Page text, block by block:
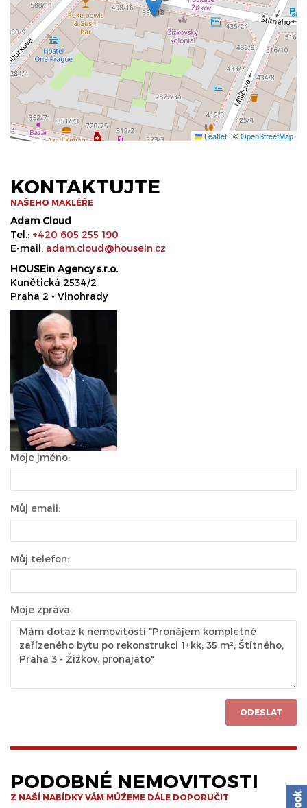
Leaflet |©OpenStreetMap
KONTAKTUJTE
NAŠEHO MAKLÉŘE
Adam Cloud
Tel.: +420 605 255 190
E-mail: adam.cloud@housein.cz
HOUSEin Agency s.r.o.
Kunětická 2534/2
Praha 2 - Vinohrady
Moje jméno:
Můj email:
Můj telefon:
Moje zpráva:
ODESLAT
PODOBNÉ NEMOVITOSTI
Z NAŠÍ NABÍDKY VÁM MŮŽEME DÁLE DOPORUČIT